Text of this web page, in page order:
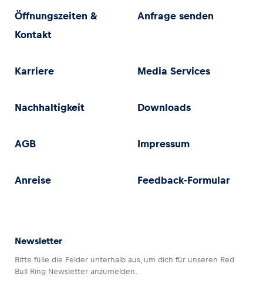
Öffnungszeiten &
Kontakt
Anfrage senden
Karriere Media Services
Nachhaltigkeit Downloads
AGB Impressum
Anreise Feedback-Formular
Newsletter
Bitte fülle die Felder unterhalb aus, um dich für unseren Red
Bull Ring Newsletter anzumelden.